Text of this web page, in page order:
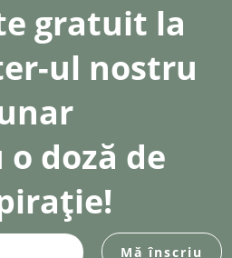
gratuit la
ul nostru
doză de